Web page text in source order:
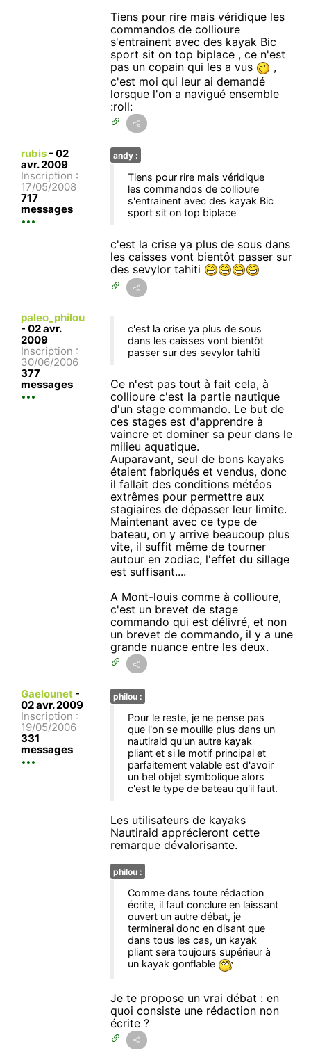
Tiens pour rire mais véridique les
commandos de collioure
s'entrainent avec des kayak Bic
sport sit on top biplace , ce n'est
pas un copain qui les a vus
,
c'est moi qui leur ai demandé
lorsque l'on a navigué ensemble
:roll:
rubis - 02
avr. 2009
Inscription :
17/05/2008
717
messages
andy :
Tiens pour rire mais véridique
les commandos de collioure
s'entrainent avec des kayak Bic
sport sit on top biplace
c'est la crise ya plus de sous dans
les caisses vont bientôt passer sur
des sevylor tahiti
paleo_philou
- 02 avr.
2009
Inscription :
30/06/2006
377
messages
c'est la crise ya plus de sous
dans les caisses vont bientôt
passer sur des sevylor tahiti
Ce n'est pas tout à fait cela, à
collioure c'est la partie nautique
d'un stage commando. Le but de
ces stages est d'apprendre à
vaincre et dominer sa peur dans le
milieu aquatique.
Auparavant, seul de bons kayaks
étaient fabriqués et vendus, donc
il fallait des conditions météos
extrêmes pour permettre aux
stagiaires de dépasser leur limite.
Maintenant avec ce type de
bateau, on y arrive beaucoup plus
vite, il suffit même de tourner
autour en zodiac, l'effet du sillage
est suffisant....
A Mont-louis comme à collioure,
c'est un brevet de stage
commando qui est délivré, et non
un brevet de commando, il y a une
grande nuance entre les deux.
Gaelounet -
02 avr. 2009
Inscription :
19/05/2006
331
messages
philou :
Pour le reste, je ne pense pas
que l'on se mouille plus dans un
nautiraid qu'un autre kayak
pliant et si le motif principal et
parfaitement valable est d'avoir
un bel objet symbolique alors
c'est le type de bateau qu'il faut.
Les utilisateurs de kayaks
Nautiraid apprécieront cette
remarque dévalorisante.
philou :
Comme dans toute rédaction
écrite, il faut conclure en laissant
ouvert un autre débat, je
terminerai donc en disant que
dans tous les cas, un kayak
pliant sera toujours supérieur à
un kayak gonflable
Je te propose un vrai débat : en
quoi consiste une rédaction non
écrite ?